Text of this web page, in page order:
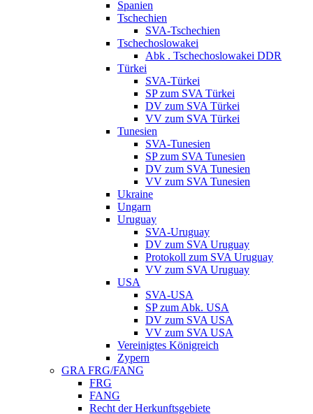
Spanien
Tschechien
SVA-Tschechien
Tschechoslowakei
Abk . Tschechoslowakei DDR
Türkei
SVA-Türkei
SP zum SVA Türkei
DV zum SVA Türkei
VV zum SVA Türkei
Tunesien
SVA-Tunesien
SP zum SVA Tunesien
DV zum SVA Tunesien
VV zum SVA Tunesien
Ukraine
Ungarn
Uruguay
SVA-Uruguay
DV zum SVA Uruguay
Protokoll zum SVA Uruguay
VV zum SVA Uruguay
USA
SVA-USA
SP zum Abk. USA
DV zum SVA USA
VV zum SVA USA
Vereinigtes Königreich
Zypern
GRA FRG/FANG
FRG
FANG
Recht der Herkunftsgebiete